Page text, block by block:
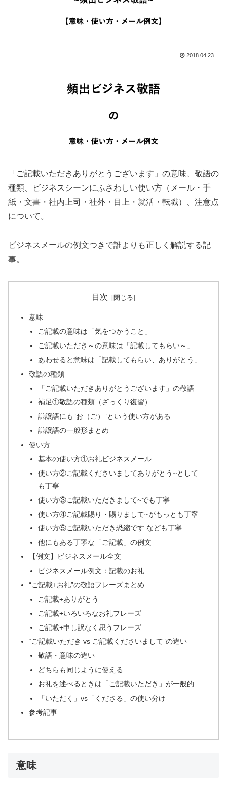
2018.04.23
「ご記載いただきありがとうございます」の意味、敬語の
種類、ビジネスシーンにふさわしい使い方（メール・手
紙・文書・社内上司・社外・目上・就活・転職）、注意点
について。
ビジネスメールの例文つきで誰よりも正しく解説する記
事。
目次
意味
ご記載の意味は「気をつかうこと」
ご記載いただき～の意味は「記載してもらい～」
あわせると意味は「記載してもらい、ありがとう」
敬語の種類
「ご記載いただきありがとうございます」の敬語
補足①敬語の種類（ざっくり復習）
謙譲語にも”お（ご）”という使い方がある
謙譲語の一般形まとめ
使い方
基本の使い方①お礼ビジネスメール
使い方②ご記載くださいましてありがとう~として
も丁寧
使い方③ご記載いただきまして~でも丁寧
使い方④ご記載賜り・賜りまして~がもっとも丁寧
使い方⑤ご記載いただき恐縮です なども丁寧
他にもある丁寧な「ご記載」の例文
【例文】ビジネスメール全文
ビジネスメール例文：記載のお礼
“ご記載+お礼”の敬語フレーズまとめ
ご記載+ありがとう
ご記載+いろいろなお礼フレーズ
ご記載+申し訳なく思うフレーズ
“ご記載いただき vs ご記載くださいまして”の違い
敬語・意味の違い
どちらも同じように使える
お礼を述べるときは「ご記載いただき」が一般的
「いただく」vs「くださる」の使い分け
参考記事
意味